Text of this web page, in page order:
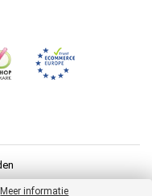
Meer informatie